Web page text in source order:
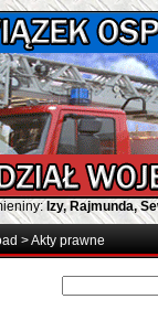
Izy, Rajmunda,
>Akty prawne